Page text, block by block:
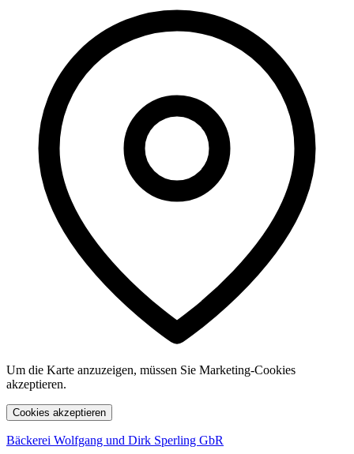
Um die Karte anzuzeigen, müssen Sie Marketing-Cookies
akzeptieren.
Cookies akzeptieren
Bäckerei Wolfgang und Dirk Sperling GbR